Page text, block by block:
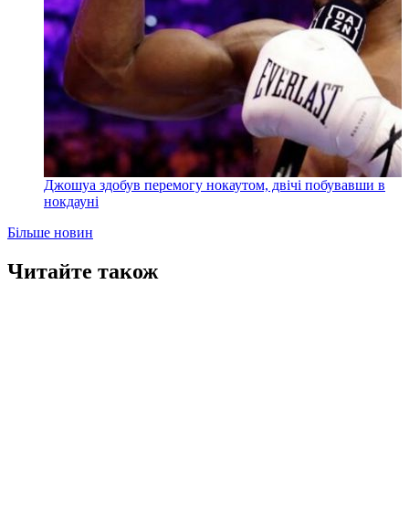
Джошуа здобув перемогу нокаутом, двічі побувавши в
нокдауні
Більше новин
Читайте також